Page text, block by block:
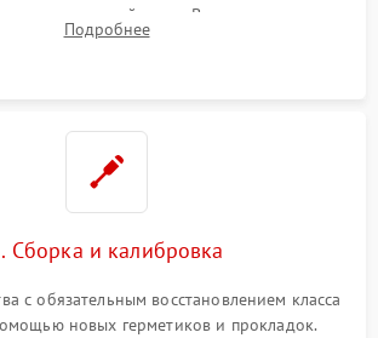
на материнской плате. Восстановление
замена поврежденных элементов
Подробнее
Сборка и калибровка
с обязательным восстановлением класса
новых герметиков и прокладок.